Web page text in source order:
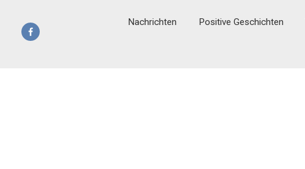
Nachrichten Positive Geschichten